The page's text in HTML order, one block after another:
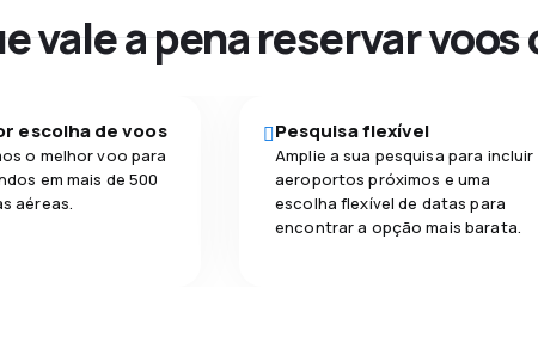
vale a pena reservar voos
escolha de voos
o melhor voo para
em mais de 500
aéreas.
Pesquisa flexível
Amplie a sua pesquisa para incluir
aeroportos próximos e uma
escolha flexível de datas para
encontrar a opção mais barata.